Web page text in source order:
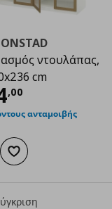
ντουλάπας,
cm
,00
ανταμοιβής
στο καλάθι
Προσθήκη στα